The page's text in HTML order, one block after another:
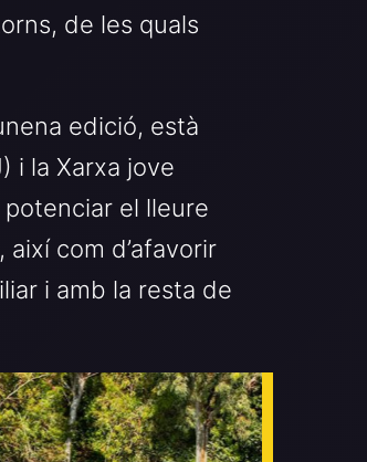
de les quals
edició, està
i la Xarxa jove
potenciar el lleure
com d’afavorir
i amb la resta de